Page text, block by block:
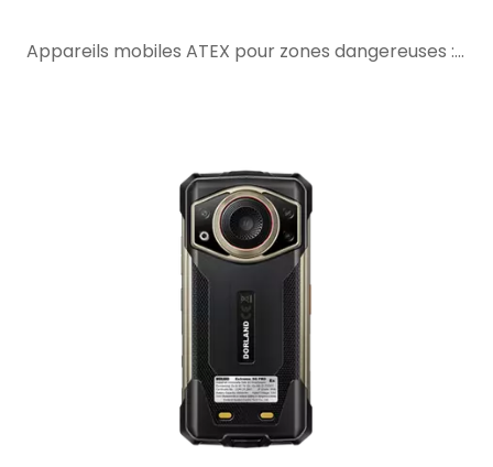
Appareils mobiles ATEX pour zones dangereuses : ce que les acheteurs doivent vérifier avant de sélectionner